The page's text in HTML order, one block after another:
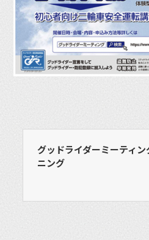
グッドライダーミーティ
ニング